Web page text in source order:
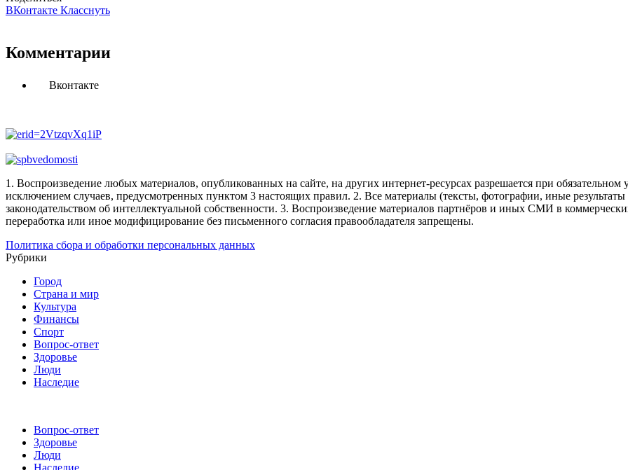
ВКонтакте Класснуть
Комментарии
Вконтакте
1. Воспроизведение любых материалов, опубликованных на сайте, на других интернет-ресурсах разрешается при
исключением случаев, предусмотренных пунктом 3 настоящих правил. 2. Все материалы (тексты, фотографии, иные
законодательством об интеллектуальной собственности. 3. Воспроизведение материалов партнёров и иных СМИ в
переработка или иное модифицирование без письменного согласия правообладателя запрещены.
Политика сбора и обработки персональных данных
Рубрики
Город
Страна и мир
Культура
Финансы
Спорт
Вопрос-ответ
Здоровье
Люди
Наследие
Вопрос-ответ
Здоровье
Люди